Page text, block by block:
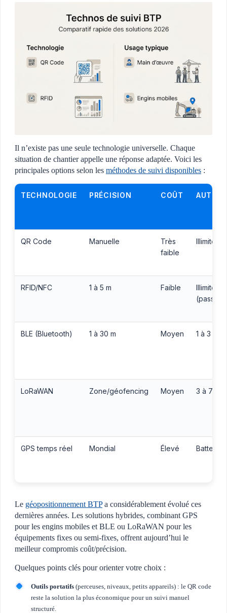
Il n’existe pas une seule technologie universelle. Chaque
situation de chantier appelle une réponse adaptée. Voici les
principales options selon les méthodes de suivi disponibles :
TECHNOLOGIE PRÉCISION COÛT
QR Code Manuelle
Très
faible
Illimitée
RFID/NFC 1 à 5 m Faible
Illimitée
(passif)
BLE (Bluetooth) 1 à 30 m Moyen 1 à 3 ans
LoRaWAN Zone/géofencing Moyen 3 à 7 ans
GPS temps réel Mondial Élevé Batterie/
Le géopositionnement BTPa considérablement évolué ces
dernières années. Les solutions hybrides, combinant GPS
pour les engins mobiles et BLE ou LoRaWAN pour les
équipements fixes ou semi-fixes, offrent aujourd’hui le
meilleur compromis coût/précision.
Quelques points clés pour orienter votre choix :
Outils portatifs (perceuses, niveaux, petits appareils) : le QR code
reste la solution la plus économique pour un suivi manuel
structuré.